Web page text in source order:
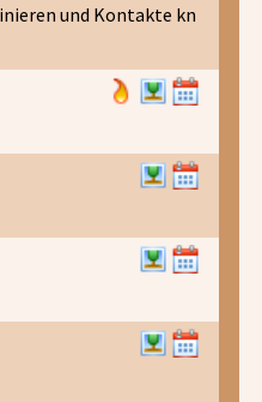
und Kontakte kn